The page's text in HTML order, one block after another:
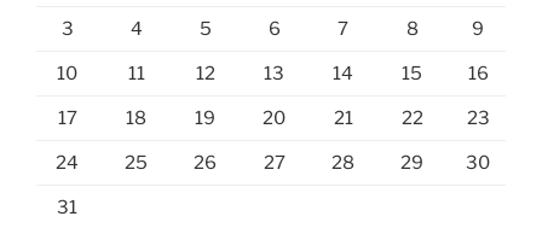
3 4 5 6 7 8 9
10 11 12 13 14 15 16
17 18 19 20 21 22 23
24 25 26 27 28 29 30
31